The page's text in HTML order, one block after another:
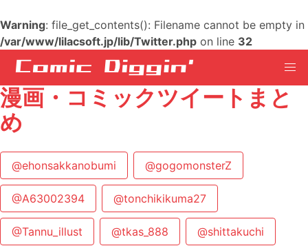
Warning: file_get_contents(): Filename cannot be empty in
/var/www/lilacsoft.jp/lib/Twitter.php on line 32
漫画・コミックツイートまと
め
@ehonsakkanobumi @gogomonsterZ
@A63002394 @tonchikikuma27
@Tannu_illust @tkas_888 @shittakuchi